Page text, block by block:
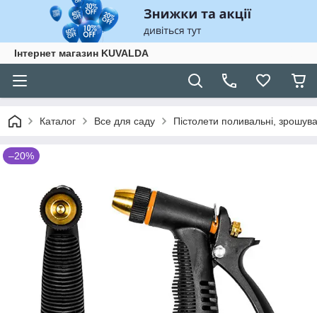
Інтернет магазин KUVALDA
Каталог Все для саду Пістолети поливальні,
–20%